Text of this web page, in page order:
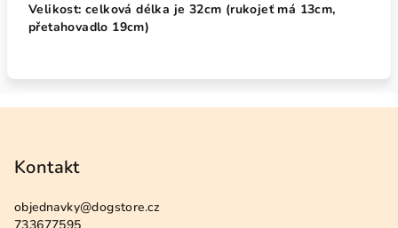
Velikost: celková délka je 32cm (rukojeť má 13cm,
přetahovadlo 19cm)
Kontakt
objednavky@dogstore.cz